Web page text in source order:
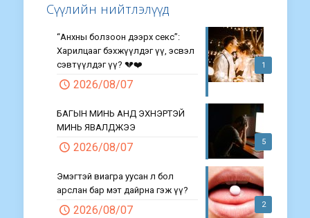
Сүүлийн нийтлэлүүд
1
“Анхны болзоон дээрх секс”:
Харилцааг бэхжүүлдэг үү, эсвэл
сэвтүүлдэг үү? 💔❤️
2026/08/07
5
БАГЫН МИНЬ АНД ЭХНЭРТЭЙ
МИНЬ ЯВАЛДЖЭЭ
2026/08/07
2
Эмэгтэй виагра уусан л бол
арслан бар мэт дайрна гэж үү?
2026/08/07